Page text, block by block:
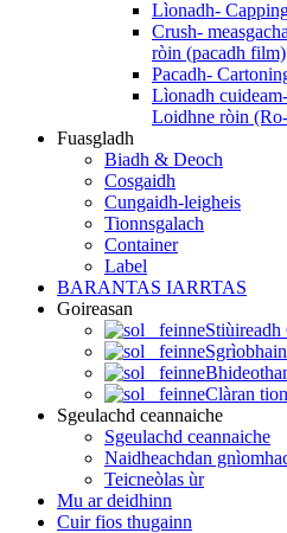
Lìonadh-
Crush-
ròin (pacadh film)
Pacadh-
Lìonadh
Loidhne ròin
Fuasgladh
Biadh & Deoch
Cosgaidh
Cungaidh-leigheis
Tionnsgalach
Container
Label
BARANTAS IARRTAS
Goireasan
Stiùireadh
Clàran
Sgeulachd ceannaiche
Sgeulachd ceannaiche
Naidheachdan
Teicneòlas ùr
Mu ar deidhinn
Cuir fios thugainn